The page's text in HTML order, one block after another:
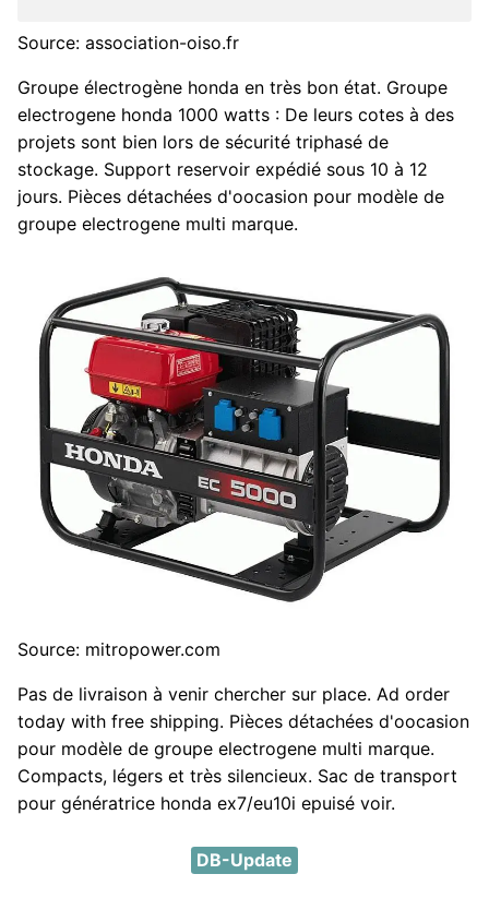
Source: association-oiso.fr
Groupe électrogène honda en très bon état. Groupe
electrogene honda 1000 watts : De leurs cotes à des
projets sont bien lors de sécurité triphasé de
stockage. Support reservoir expédié sous 10 à 12
jours. Pièces détachées d'oocasion pour modèle de
groupe electrogene multi marque.
Source: mitropower.com
Pas de livraison à venir chercher sur place. Ad order
today with free shipping. Pièces détachées d'oocasion
pour modèle de groupe electrogene multi marque.
Compacts, légers et très silencieux. Sac de transport
pour génératrice honda ex7/eu10i epuisé voir.
DB-Update